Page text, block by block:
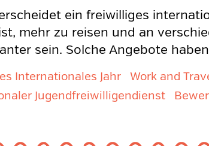
ein freiwilliges
mehr zu reisen und an
sein. Solche Angebote
Internationales Jahr Work and
Jugendfreiwilligendienst